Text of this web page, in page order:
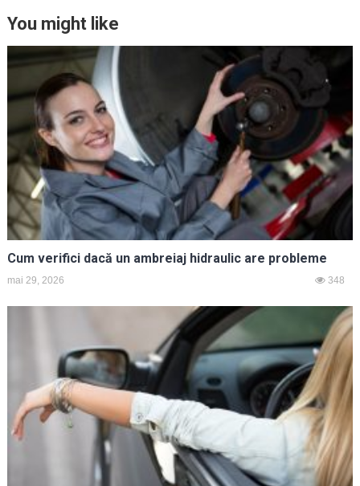
You might like
Cum verifici dacă un ambreiaj hidraulic are probleme
mai 29, 2026 348